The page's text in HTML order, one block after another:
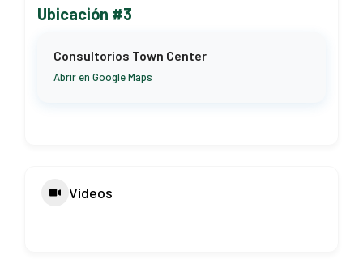
Ubicación #3
Consultorios Town Center
Abrir en Google Maps
Videos